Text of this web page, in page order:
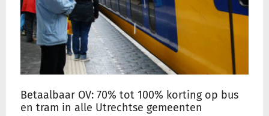
Betaalbaar OV: 70% tot 100% korting op bus
en tram in alle Utrechtse gemeenten
70%
100%
korting
bus
tram